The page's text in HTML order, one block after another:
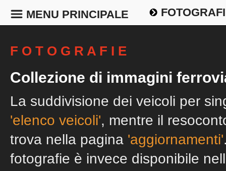
MENU PRINCIPALE
F O T O G R A F I E
Collezione di immagini
La suddivisione dei veicoli per
'elenco veicoli', mentre il
trova nella pagina 'aggiornamenti'
fotografie è invece disponibile